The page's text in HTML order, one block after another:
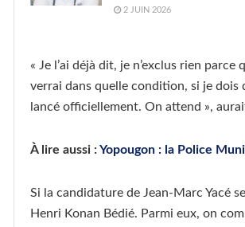
2 JUIN 2026
« Je l’ai déjà dit, je n’exclus rien
verrai dans quelle condition, si je dois
lancé officiellement. On attend »,
À lire aussi :Yopougon : la Police
Si la candidature de Jean-Marc Yacé
Henri Konan Bédié. Parmi eux, on